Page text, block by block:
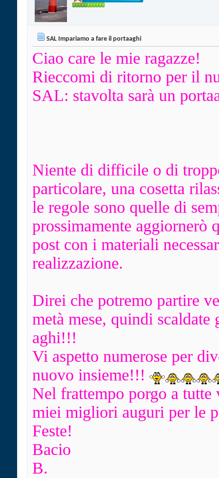
SAL Impariamo a fare il portaaghi
Ciao care le mie ragazze!
Rieccomi di ritorno per il
SAL: stavolta sarà un
Niente di difficile o di
particolare, una cosetta
le regole sono quelle di
prossimamente aggiornerò
post con i materiali
realizzazione.
Direi che potremo partire
metà mese, quindi scaldate
aghi!!!
Vi aspetto numerose per
nuovo insieme!!!
Nel frattempo porgo a tutte
miei migliori auguri per le
Feste!
Bacio
B.